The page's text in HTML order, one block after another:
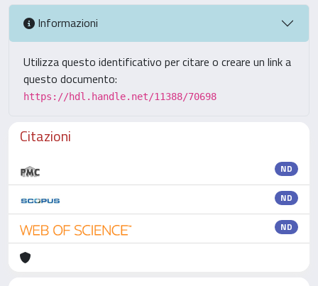
Informazioni
Utilizza questo identificativo per citare o creare un link a
questo documento:
https://hdl.handle.net/11388/70698
Citazioni
ND
ND
ND